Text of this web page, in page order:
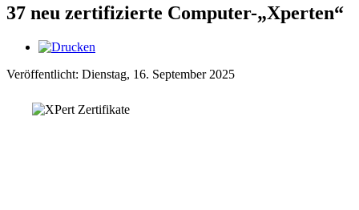
37 neu zertifizierte Computer-„Xperten“
Veröffentlicht: Dienstag, 16. September 2025